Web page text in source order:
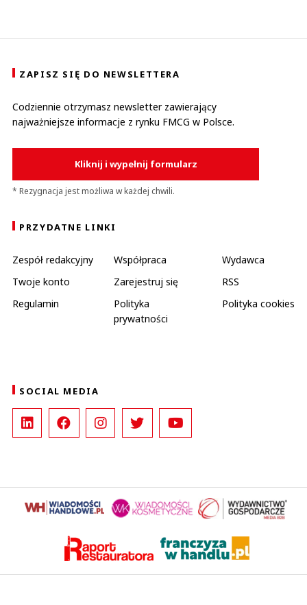
ZAPISZ SIĘ DO NEWSLETTERA
Codziennie otrzymasz newsletter zawierający
najważniejsze informacje z rynku FMCG w Polsce.
Kliknij i wypełnij formularz
* Rezygnacja jest możliwa w każdej chwili.
PRZYDATNE LINKI
Zespół redakcyjny Współpraca
Wydawca
Twoje konto
Zarejestruj się
RSS
Regulamin
Polityka
prywatności
Polityka cookies
SOCIAL MEDIA